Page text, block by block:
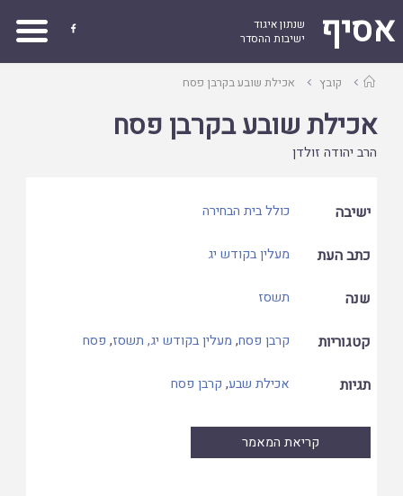
אסיף
שנתון איגוד
ישיבות ההסדר

עמודקובץ אכילת שובע בקרבן פסח
אכילת שובע בקרבן פסח
הרב יהודה זולדן
ישיבה כולל בית הבחירה
כתב העת מעלין בקודש יג
שנה תשסז
קטגוריות קרבן פסח, מעלין בקודש יג, תשסז, פסח
תגיות אכילת שבע, קרבן פסח
קריאת המאמר